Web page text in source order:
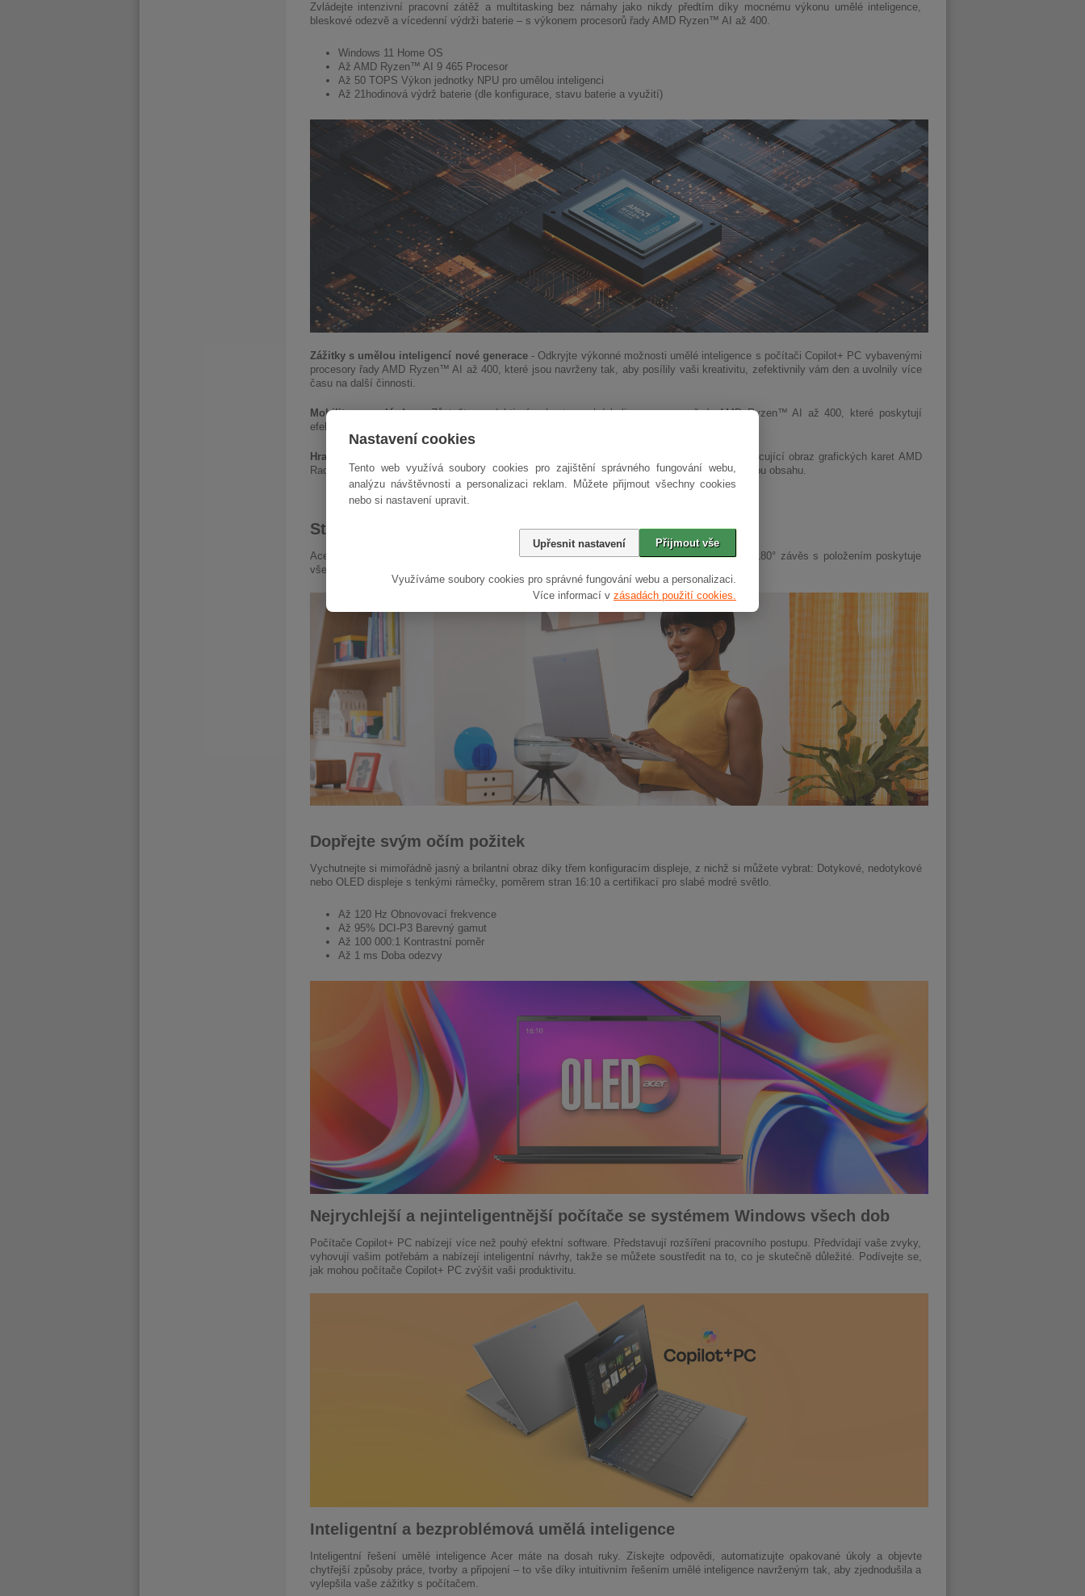
Nastavení cookies
Tento web využívá soubory cookies pro zajištění správného fungování webu,
analýzu návštěvnosti a personalizaci reklam. Můžete přijmout všechny cookies
nebo si nastavení upravit.
Přijmout vše
Upřesnit nastavení
Využíváme soubory cookies pro správné fungování webu a personalizaci.
Více informací v zásadách použití cookies.
Zvládejte intenzivní pracovní zátěž a multitasking bez námahy jako nikdy předtím díky mocnému výkonu umělé inteligence,
bleskové odezvě a vícedenní výdrži baterie – s výkonem procesorů řady AMD Ryzen™ AI až 400.
Windows 11 Home OS
Až AMD Ryzen™ AI 9 465 Procesor
Až 50 TOPS Výkon jednotky NPU pro umělou inteligenci
Až 21hodinová výdrž baterie (dle konfigurace, stavu baterie a využití)
Zážitky s umělou inteligencí nové generace- Odkryjte výkonné možnosti umělé inteligence s počítači Copilot+ PC vybavenými
procesory řady AMD Ryzen™ AI až 400, které jsou navrženy tak, aby posílily vaši kreativitu, zefektivnily vám den a uvolnily více
času na další činnosti.
Mobilita po celý den- Zůstaňte produktivní a bavte se kdekoli s procesory řady AMD Ryzen™ AI až 400, které poskytují
efektivní, adaptivní výkon, chladný provoz a delší výdrž baterie pro celodenní mobilitu.
Hraní na úrovni herní konzole, jen v přenosné formě
- Vychutnejte si ostrý, plynulý a pohlcující obraz grafických karet AMD
Radeon™ řady 800M, které vám umožní vzrušující hraní her na úrovni konzolí a výkonnou tvorbu obsahu.
Stylovost a solidnost
Acer Aspire 14 a 16 AI mají odolné, tenké a lehké hliníkové šasi v ultramoderním designu. 180° závěs s položením poskytuje
všestranné pohodlí a usnadňuje práci, studium nebo tvůrčí projekty, ať jste kdekoli.
Dopřejte svým očím požitek
Vychutnejte si mimořádně jasný a brilantní obraz díky třem konfiguracím displeje, z nichž si můžete vybrat: Dotykové, nedotykové
nebo OLED displeje s tenkými rámečky, poměrem stran 16:10 a certifikací pro slabé modré světlo.
Až 120 Hz Obnovovací frekvence
Až 95% DCI-P3 Barevný gamut
Až 100 000:1 Kontrastní poměr
Až 1 ms Doba odezvy
Nejrychlejší a nejinteligentnější počítače se systémem Windows všech dob
Počítače Copilot+ PC nabízejí více než pouhý efektní software. Představují rozšíření pracovního postupu. Předvídají vaše zvyky,
vyhovují vašim potřebám a nabízejí inteligentní návrhy, takže se můžete soustředit na to, co je skutečně důležité. Podívejte se,
jak mohou počítače Copilot+ PC zvýšit vaši produktivitu.
Inteligentní a bezproblémová umělá inteligence
Inteligentní řešení umělé inteligence Acer máte na dosah ruky. Získejte odpovědi, automatizujte opakované úkoly a objevte
chytřejší způsoby práce, tvorby a připojení – to vše díky intuitivním řešením umělé inteligence navrženým tak, aby zjednodušila a
vylepšila vaše zážitky s počítačem.